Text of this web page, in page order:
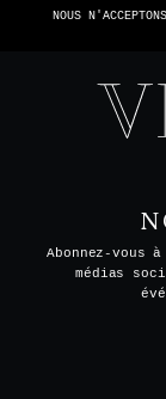
NOUS
Abonnez-
médias